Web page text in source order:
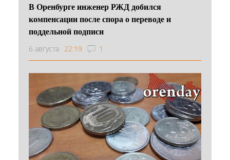
В Оренбурге инженер РЖД добился
компенсации после спора о переводе и
поддельной подписи
6 августа 22:19 1